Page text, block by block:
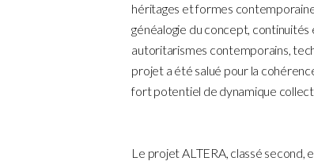
héritages et formes
généalogie du concept,
autoritarismes contemporains,
projet a été salué pour la
fort potentiel de dynamique
Le projet ALTERA, classé second,